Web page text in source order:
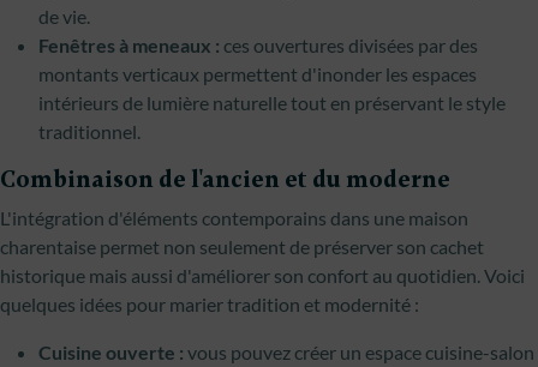
de vie.
Fenêtres à meneaux : ces ouvertures divisées par des
montants verticaux permettent d'inonder les espaces
intérieurs de lumière naturelle tout en préservant le style
traditionnel.
Combinaison de l'ancien et du moderne
L'intégration d'éléments contemporains dans une maison
charentaise permet non seulement de préserver son cachet
historique mais aussi d'améliorer son confort au quotidien. Voici
quelques idées pour marier tradition et modernité :
Cuisine ouverte : vous pouvez créer un espace cuisine-salon